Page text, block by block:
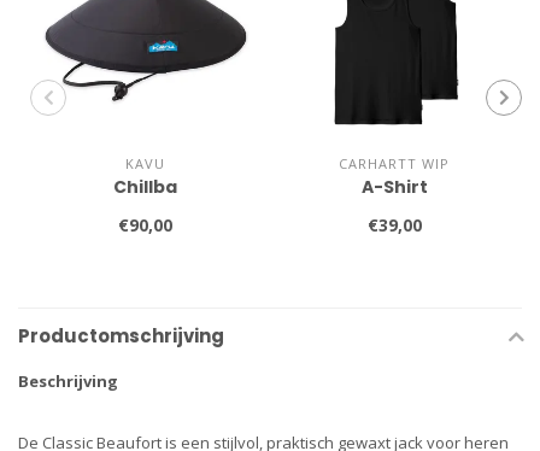
KAVU
Chillba
€90,00
CARHARTT WIP
A-Shirt
€39,00
Productomschrijving
Beschrijving
De Classic Beaufort is een stijlvol, praktisch gewaxt jack voor heren